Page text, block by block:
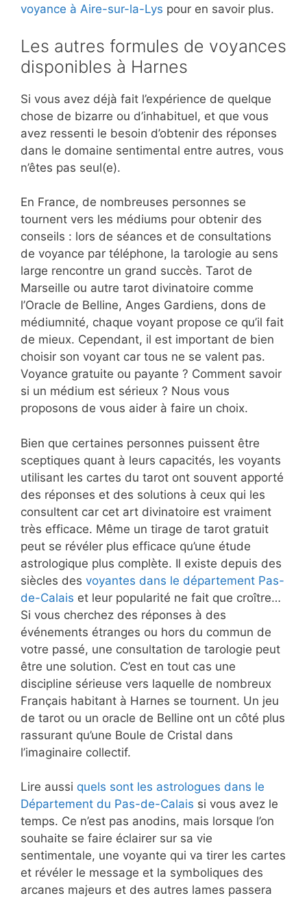
voyance à Aire-sur-la-Lys pour en savoir plus.
Les autres formules de voyances
disponibles à Harnes
Si vous avez déjà fait l’expérience de quelque
chose de bizarre ou d’inhabituel, et que vous
avez ressenti le besoin d’obtenir des réponses
dans le domaine sentimental entre autres, vous
n’êtes pas seul(e).
En France, de nombreuses personnes se
tournent vers les médiums pour obtenir des
conseils : lors de séances et de consultations
de voyance par téléphone, la tarologie au sens
large rencontre un grand succès. Tarot de
Marseille ou autre tarot divinatoire comme
l’Oracle de Belline, Anges Gardiens, dons de
médiumnité, chaque voyant propose ce qu’il fait
de mieux. Cependant, il est important de bien
choisir son voyant car tous ne se valent pas.
Voyance gratuite ou payante ? Comment savoir
si un médium est sérieux ? Nous vous
proposons de vous aider à faire un choix.
Bien que certaines personnes puissent être
sceptiques quant à leurs capacités, les voyants
utilisant les cartes du tarot ont souvent apporté
des réponses et des solutions à ceux qui les
consultent car cet art divinatoire est vraiment
très efficace. Même un tirage de tarot gratuit
peut se révéler plus efficace qu’une étude
astrologique plus complète. Il existe depuis des
siècles des voyantes dans le département Pas-
de-Calais et leur popularité ne fait que croître…
Si vous cherchez des réponses à des
événements étranges ou hors du commun de
votre passé, une consultation de tarologie peut
être une solution. C’est en tout cas une
discipline sérieuse vers laquelle de nombreux
Français habitant à Harnes se tournent. Un jeu
de tarot ou un oracle de Belline ont un côté plus
rassurant qu’une Boule de Cristal dans
l’imaginaire collectif.
Lire aussi quels sont les astrologues dans le
Département du Pas-de-Calais si vous avez le
temps. Ce n’est pas anodins, mais lorsque l’on
souhaite se faire éclairer sur sa vie
sentimentale, une voyante qui va tirer les cartes
et révéler le message et la symboliques des
arcanes majeurs et des autres lames passera